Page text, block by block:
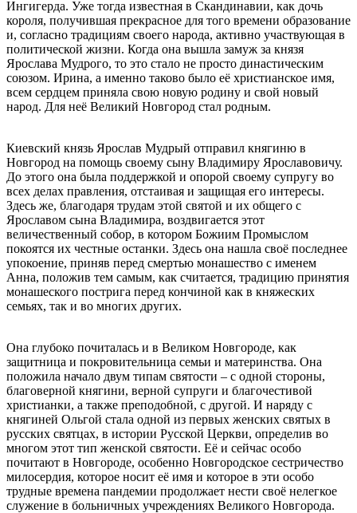
Ингигерда. Уже тогда известная в Скандинавии, как дочь
короля, получившая прекрасное для того времени образование
и, согласно традициям своего народа, активно участвующая в
политической жизни. Когда она вышла замуж за князя
Ярослава Мудрого, то это стало не просто династическим
союзом. Ирина, а именно таково было её христианское имя,
всем сердцем приняла свою новую родину и свой новый
народ. Для неё Великий Новгород стал родным.
Киевский князь Ярослав Мудрый отправил княгиню в
Новгород на помощь своему сыну Владимиру Ярославовичу.
До этого она была поддержкой и опорой своему супругу во
всех делах правления, отстаивая и защищая его интересы.
Здесь же, благодаря трудам этой святой и их общего с
Ярославом сына Владимира, воздвигается этот
величественный собор, в котором Божиим Промыслом
покоятся их честные останки. Здесь она нашла своё последнее
упокоение, приняв перед смертью монашество с именем
Анна, положив тем самым, как считается, традицию принятия
монашеского пострига перед кончиной как в княжеских
семьях, так и во многих других.
Она глубоко почиталась и в Великом Новгороде, как
защитница и покровительница семьи и материнства. Она
положила начало двум типам святости – с одной стороны,
благоверной княгини, верной супруги и благочестивой
христианки, а также преподобной, с другой. И наряду с
княгиней Ольгой стала одной из первых женских святых в
русских святцах, в истории Русской Церкви, определив во
многом этот тип женской святости. Её и сейчас особо
почитают в Новгороде, особенно Новгородское сестричество
милосердия, которое носит её имя и которое в эти особо
трудные времена пандемии продолжает нести своё нелегкое
служение в больничных учреждениях Великого Новгорода.